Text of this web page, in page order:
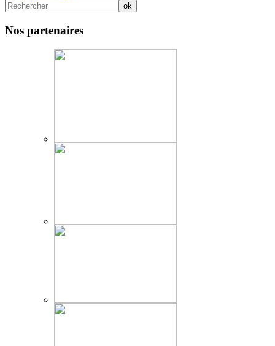
Nos partenaires